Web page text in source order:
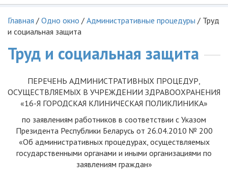
Главная / Одно окно / Административные процедуры / Труд
и социальная защита
Труд и социальная защита
ПЕРЕЧЕНЬ АДМИНИСТРАТИВНЫХ ПРОЦЕДУР,
ОСУЩЕСТВЛЯЕМЫХ В УЧРЕЖДЕНИИ ЗДРАВООХРАНЕНИЯ
«16-Я ГОРОДСКАЯ КЛИНИЧЕСКАЯ ПОЛИКЛИНИКА»
по заявлениям работников в соответствии с Указом
Президента Республики Беларусь от 26.04.2010 № 200
«Об административных процедурах, осуществляемых
государственными органами и иными организациями по
заявлениям граждан»